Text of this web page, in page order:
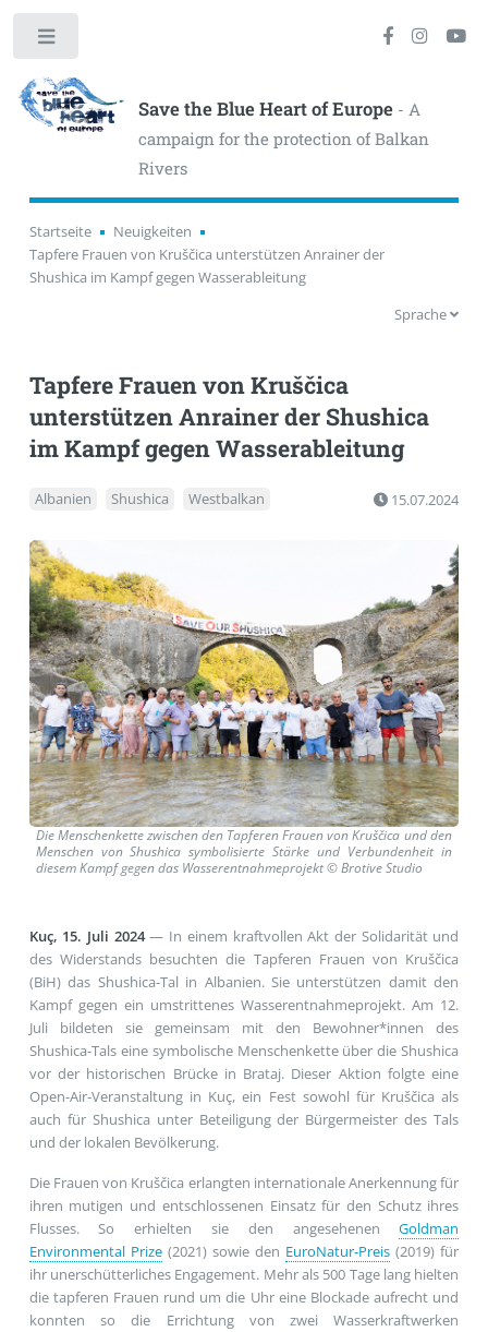
Save the Blue Heart of Europe- A
campaign for the protection of Balkan
Rivers
Startseite
Neuigkeiten
Tapfere Frauen von Kruščica unterstützen Anrainer der
Shushica im Kampf gegen Wasserableitung
Sprache
Tapfere Frauen von Kruščica
unterstützen Anrainer der Shushica
im Kampf gegen Wasserableitung
Albanien Shushica Westbalkan 15.07.2024
Die Menschenkette zwischen den Tapferen Frauen von Kruščica und den
Menschen von Shushica symbolisierte Stärke und Verbundenheit in
diesem Kampf gegen das Wasserentnahmeprojekt © Brotive Studio
Kuç, 15. Juli 2024— In einem kraftvollen Akt der Solidarität und
des Widerstands besuchten die Tapferen Frauen von Kruščica
(BiH) das Shushica-Tal in Albanien. Sie unterstützen damit den
Kampf gegen ein umstrittenes Wasserentnahmeprojekt. Am 12.
Juli bildeten sie gemeinsam mit den Bewohner*innen des
Shushica-Tals eine symbolische Menschenkette über die Shushica
vor der historischen Brücke in Brataj. Dieser Aktion folgte eine
Open-Air-Veranstaltung in Kuç, ein Fest sowohl für Kruščica als
auch für Shushica unter Beteiligung der Bürgermeister des Tals
und der lokalen Bevölkerung.
Die Frauen von Kruščica erlangten internationale Anerkennung für
ihren mutigen und entschlossenen Einsatz für den Schutz ihres
Flusses. So erhielten sie den angesehenenGoldman
Environmental Prize(2021) sowie den EuroNatur-Preis (2019) für
ihr unerschütterliches Engagement. Mehr als 500 Tage lang hielten
die tapferen Frauen rund um die Uhr eine Blockade aufrecht und
konnten so die Errichtung von zwei Wasserkraftwerken